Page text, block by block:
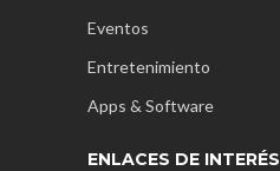
Eventos
Entretenimiento
Apps & Software
ENLACES DE INTERÉS